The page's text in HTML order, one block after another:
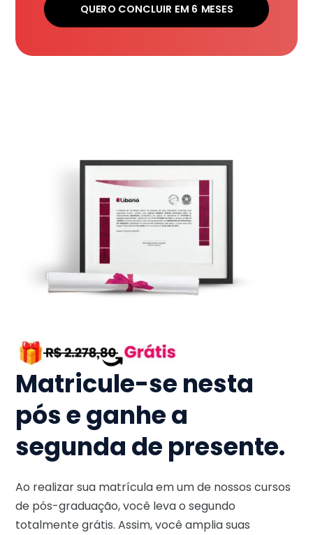
QUERO CONCLUIR EM 6 MESES
Matricule-se nesta
pós e ganhe a
segunda de presente.
Ao realizar sua matrícula em um de nossos cursos
de pós-graduação, você leva o segundo
totalmente grátis. Assim, você amplia suas